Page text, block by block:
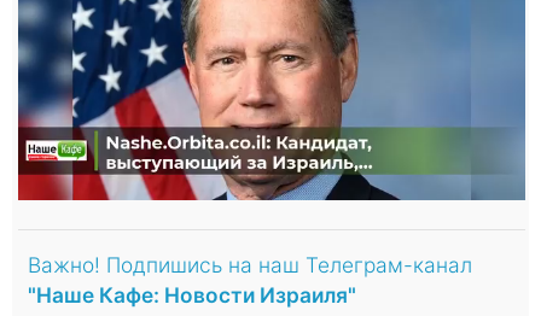
Важно! Подпишись на наш Телеграм-канал
"Наше Кафе: Новости Израиля"